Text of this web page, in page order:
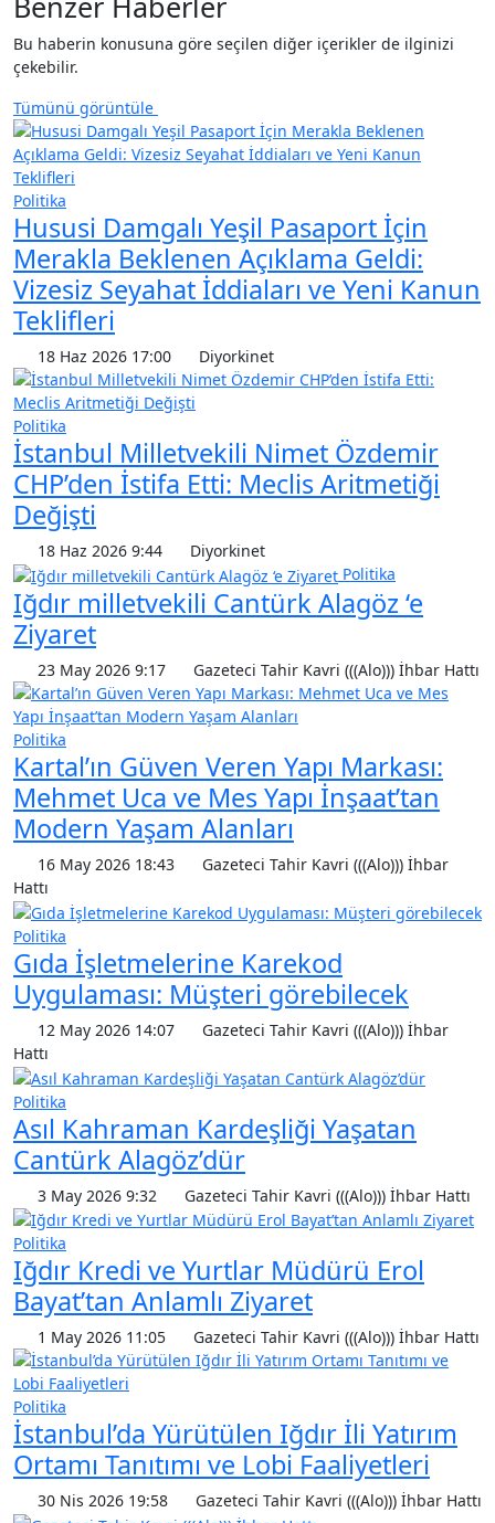
Bu haberin konusuna göre seçilen diğer içerikler de ilginizi
çekebilir.
Tümünü görüntüle
Politika
Hususi Damgalı Yeşil Pasaport İçin
Merakla Beklenen Açıklama Geldi:
Vizesiz Seyahat İddiaları ve Yeni Kanun
Teklifleri
18 Haz 2026 17:00 Diyorkinet
Politika
İstanbul Milletvekili Nimet Özdemir
CHP’den İstifa Etti: Meclis Aritmetiği
Değişti
18 Haz 2026 9:44
Diyorkinet
Politika
Iğdır milletvekili Cantürk Alagöz ‘e
Ziyaret
23 May 2026 9:17 Gazeteci Tahir Kavri (((Alo))) İhbar Hattı
Politika
Kartal’ın Güven Veren Yapı Markası:
Mehmet Uca ve Mes Yapı İnşaat’tan
Modern Yaşam Alanları
16 May 2026 18:43
Gazeteci Tahir Kavri (((Alo))) İhbar
Hattı
Politika
Gıda İşletmelerine Karekod
Uygulaması: Müşteri görebilecek
12 May 2026 14:07
Gazeteci Tahir Kavri (((Alo))) İhbar
Hattı
Politika
Asıl Kahraman Kardeşliği Yaşatan
Cantürk Alagöz’dür
3 May 2026 9:32 Gazeteci Tahir Kavri (((Alo))) İhbar Hattı
Politika
Iğdır Kredi ve Yurtlar Müdürü Erol
Bayat’tan Anlamlı Ziyaret
1 May 2026 11:05 Gazeteci Tahir Kavri (((Alo))) İhbar Hattı
Politika
İstanbul’da Yürütülen Iğdır İli Yatırım
Ortamı Tanıtımı ve Lobi Faaliyetleri
30 Nis 2026 19:58 Gazeteci Tahir Kavri (((Alo))) İhbar Hattı